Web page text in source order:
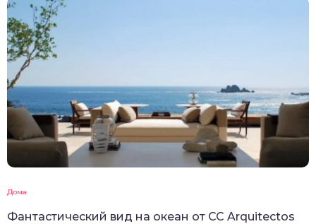
Дома
Фантастический вид на океан от CC Arquitectos